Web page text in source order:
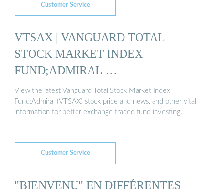
Customer Service
VTSAX | VANGUARD TOTAL
STOCK MARKET INDEX
FUND;ADMIRAL …
View the latest Vanguard Total Stock Market Index
Fund;Admiral (VTSAX) stock price and news, and other vital
information for better exchange traded fund investing.
Customer Service
"BIENVENU" EN DIFFÉRENTES